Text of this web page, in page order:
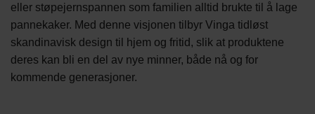
eller støpejernspannen som familien alltid brukte til å lage
pannekaker. Med denne visjonen tilbyr Vinga tidløst
skandinavisk design til hjem og fritid, slik at produktene
deres kan bli en del av nye minner, både nå og for
kommende generasjoner.